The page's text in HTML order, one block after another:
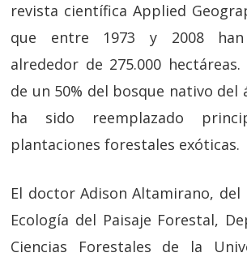
revista científica Applied
que entre 1973 y 2008 han
alrededor de 275.000
de un 50% del bosque nativo del
ha sido reemplazado
plantaciones forestales exóticas.
El doctor Adison Altamirano,
Ecología del Paisaje Forestal,
Ciencias Forestales de la